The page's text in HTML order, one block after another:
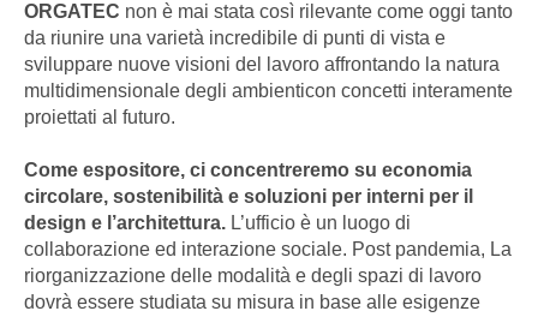
ORGATEC non è mai stata così rilevante come oggi tanto
da riunire una varietà incredibile di punti di vista e
sviluppare nuove visioni del lavoro affrontando la natura
multidimensionale degli ambienticon concetti interamente
proiettati al futuro.
Come espositore, ci concentreremo su economia
circolare, sostenibilità e soluzioni per interni per il
design e l’architettura. L’ufficio è un luogo di
collaborazione ed interazione sociale. Post pandemia, La
riorganizzazione delle modalità e degli spazi di lavoro
dovrà essere studiata su misura in base alle esigenze